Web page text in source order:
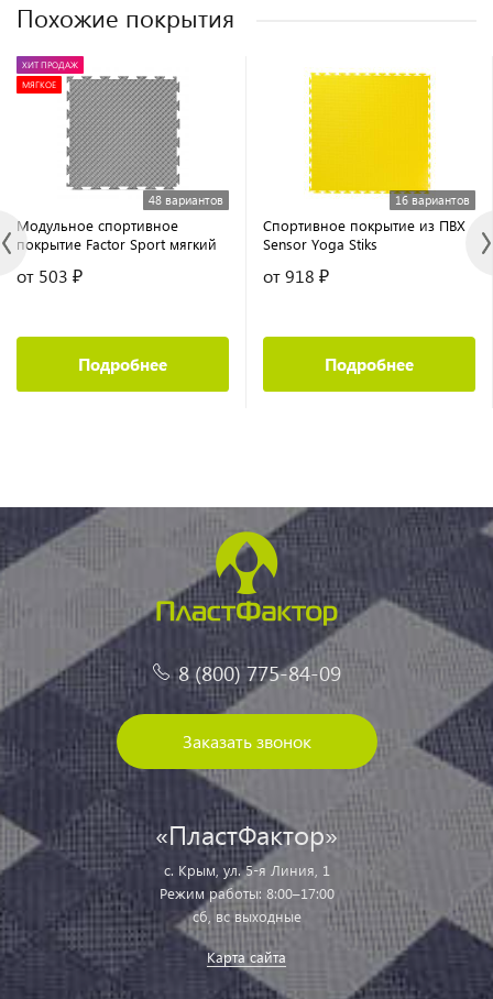
Похожие покрытия
ХИТ ПРОДАЖ
МЯГКОЕ
48 вариантов
Модульное спортивное
покрытие Factor Sport мягкий
от 503 ₽
Подробнее
16 вариантов
Спортивное покрытие из ПВХ
Sensor Yoga Stiks
от 918 ₽
Подробнее
8 (800) 775-84-09
Заказать звонок
«ПластФактор»
с. Крым, ул. 5-я Линия, 1
Режим работы: 8:00–17:00
сб, вс выходные
Карта сайта